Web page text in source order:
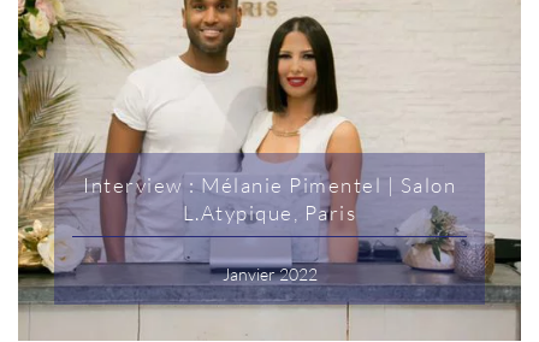
Interview : Mélanie Pimentel | Salon
L.Atypique, Paris
Janvier 2022